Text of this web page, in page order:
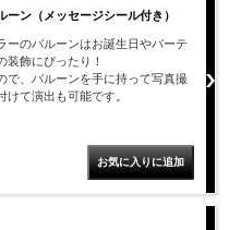
ーン（メッセージシール付き）
ーのバルーンはお誕生日やパーテ
装飾にぴったり！
で、バルーンを手に持って写真撮
て演出も可能です。